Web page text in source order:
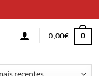
0,00€ 0